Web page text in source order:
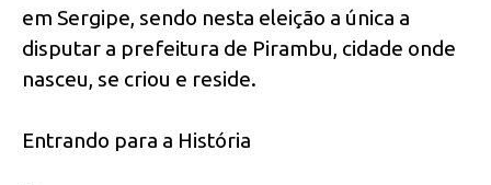
em Sergipe, sendo nesta eleição a única a
disputar a prefeitura de Pirambu, cidade onde
nasceu, se criou e reside.
Entrando para a História